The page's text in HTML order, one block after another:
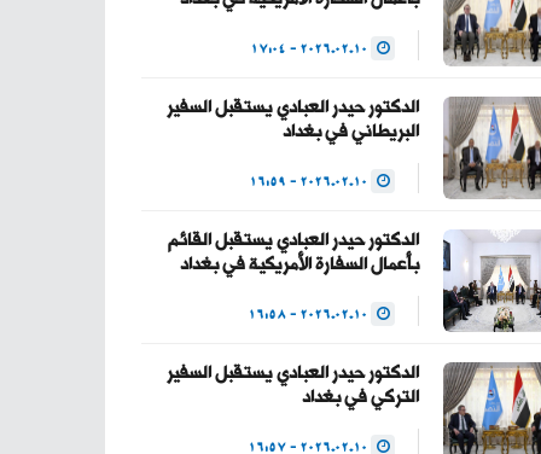
— Haider Al-Abadi
(@HaiderAlAbadi)
January 23, 2026
الدكتور حيدر العبادي يستقبل السفير
البريطاني في بغداد
الدكتور حيدر العبادي يستقبل القائم
بأعمال السفارة الأمريكية في بغداد
الدكتور حيدر العبادي يستقبل السفير
التركي في بغداد